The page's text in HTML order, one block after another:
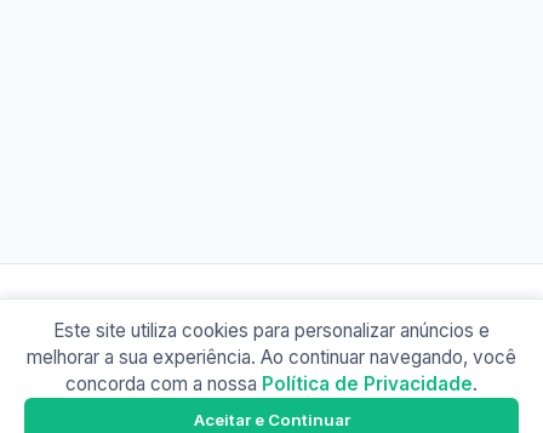
© 2026 Busão BR
Sobre Contato Política de Privacidade
Este site utiliza cookies para personalizar anúncios e
melhorar a sua experiência. Ao continuar navegando, você
concorda com a nossa Política de Privacidade.
Aceitar e Continuar